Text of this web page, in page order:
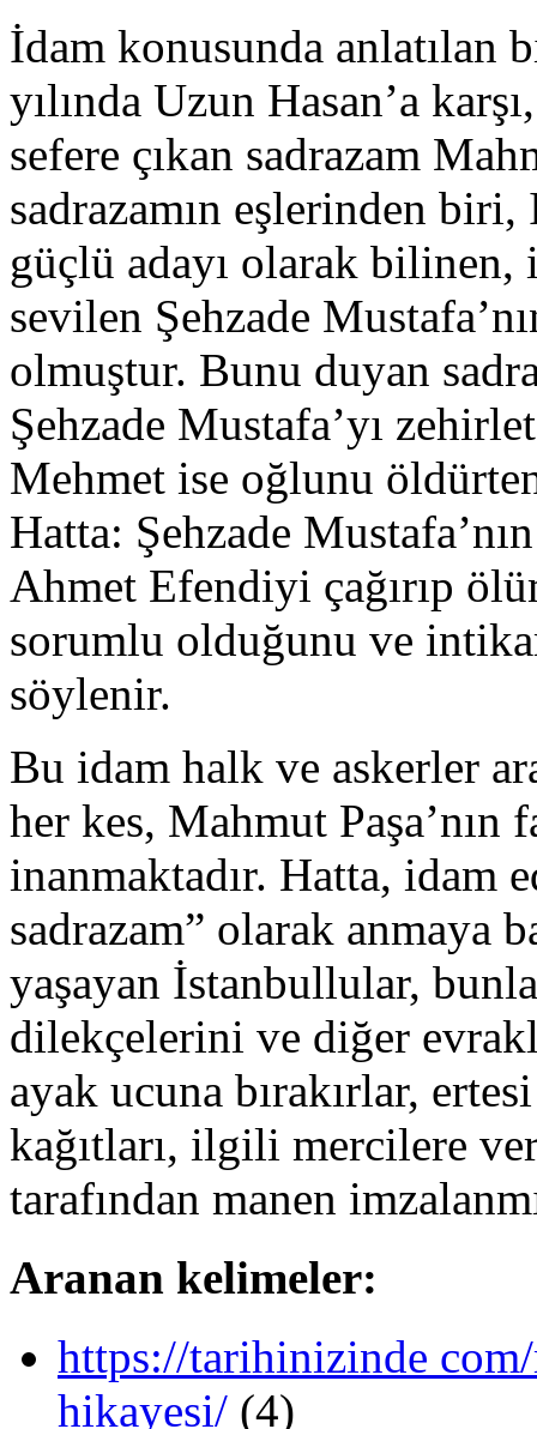
İdam konusunda anlatılan
yılında Uzun Hasan’a
sefere çıkan sadrazam
sadrazamın eşlerinden biri,
güçlü adayı olarak
sevilen Şehzade
olmuştur. Bunu duyan
Şehzade Mustafa’yı
Mehmet ise oğlunu
Hatta: Şehzade
Ahmet Efendiyi çağırıp
sorumlu olduğunu ve
söylenir.
Bu idam halk ve askerler
her kes, Mahmut
inanmaktadır. Hatta, idam
sadrazam” olarak anmaya
yaşayan İstanbullular,
dilekçelerini ve diğer
ayak ucuna bırakırlar,
kağıtları, ilgili mercilere
tarafından manen
Aranan kelimeler:
https://tarihinizinde
hikayesi/ (4)